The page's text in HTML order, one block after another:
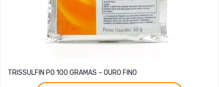
TRISSULFIN PO 100 GRAMAS – OURO FINO